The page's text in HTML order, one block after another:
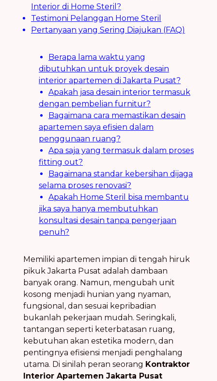
Interior di Home Steril?
Testimoni Pelanggan Home Steril
Pertanyaan yang Sering Diajukan (FAQ)
Berapa lama waktu yang
dibutuhkan untuk proyek desain
interior apartemen di Jakarta Pusat?
Apakah jasa desain interior termasuk
dengan pembelian furnitur?
Bagaimana cara memastikan desain
apartemen saya efisien dalam
penggunaan ruang?
Apa saja yang termasuk dalam proses
fitting out?
Bagaimana standar kebersihan dijaga
selama proses renovasi?
Apakah Home Steril bisa membantu
jika saya hanya membutuhkan
konsultasi desain tanpa pengerjaan
penuh?
Memiliki apartemen impian di tengah hiruk
pikuk Jakarta Pusat adalah dambaan
banyak orang. Namun, mengubah unit
kosong menjadi hunian yang nyaman,
fungsional, dan sesuai kepribadian
bukanlah pekerjaan mudah. Seringkali,
tantangan seperti keterbatasan ruang,
kebutuhan akan estetika modern, dan
pentingnya efisiensi menjadi penghalang
utama. Di sinilah peran seorang Kontraktor
Interior Apartemen Jakarta Pusat